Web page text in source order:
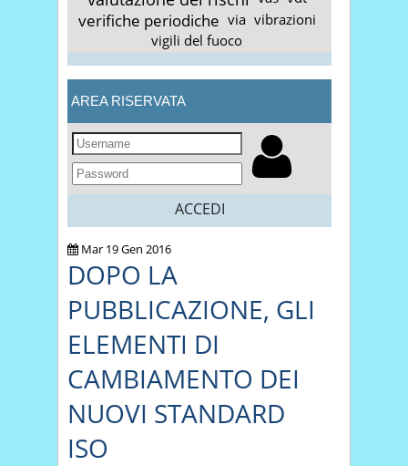
verifiche periodiche via vibrazioni
vigili del fuoco
AREA RISERVATA
ACCEDI
Mar 19 Gen 2016
DOPO LA
PUBBLICAZIONE, GLI
ELEMENTI DI
CAMBIAMENTO DEI
NUOVI STANDARD
ISO